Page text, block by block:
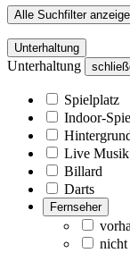
Alle Suchfilter
Unterhaltung
Unterhaltung
Spielplatz
Indoor-
Live Musik
Billard
Darts
Fernseher
nicht